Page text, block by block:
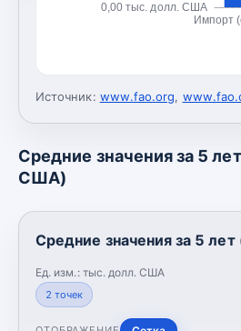
0,00 тыс. долл. США
Импорт
Источник: www.fao.org,
Средние значения за 5
США)
Средние значения за 5
Ед. изм.: тыс. долл. США
2 точек